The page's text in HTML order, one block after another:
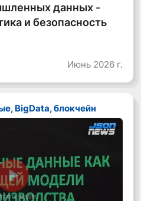
данных -
и безопасность
Июнь 2026 г.
BigData, блокчейн
видео